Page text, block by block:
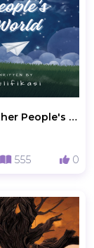
Trying Other People's World
555 0